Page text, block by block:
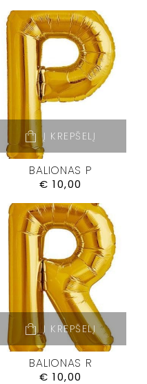
Į KREPŠELĮ
BALIONAS P
€ 10,00
Į KREPŠELĮ
BALIONAS R
€ 10,00